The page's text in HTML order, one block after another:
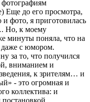
Еще до его просмотра,
фото, я приготовилась
Но, к моему
минуты поняла, что на
даже с юмором.
то, что получился
вниманием и
к зрителям… и
- это огромная и
коллектива: и
постановкой